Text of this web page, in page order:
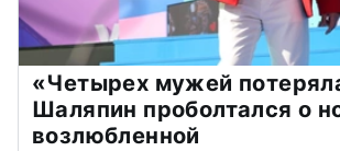
«Четырех мужей
Шаляпин проболтался о
возлюбленной